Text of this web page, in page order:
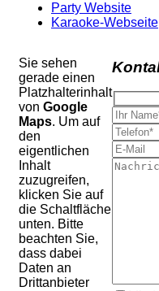
Party Website
Karaoke-Webseite
Sie sehen
gerade einen
Platzhalterinhalt
von Google
Maps. Um auf
den
eigentlichen
Inhalt
zuzugreifen,
klicken Sie auf
die Schaltfläche
unten. Bitte
beachten Sie,
dass dabei
Daten an
Drittanbieter